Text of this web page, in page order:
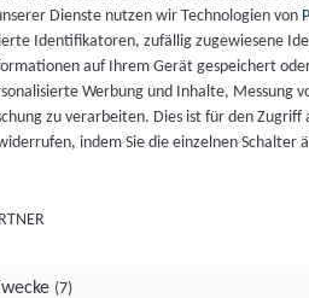
Dienste nutzen wir Technologien von
Identifikatoren, zufällig zugewiesene
auf Ihrem Gerät gespeichert
Werbung und Inhalte, Messung
zu verarbeiten. Dies ist für den
indem Sie die einzelnen
(7)